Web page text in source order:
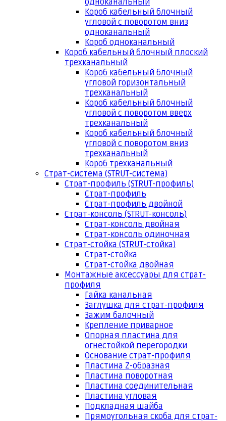
одноканальный
Короб кабельный блочный
угловой с поворотом вниз
одноканальный
Короб одноканальный
Короб кабельный блочный плоский
трехканальный
Короб кабельный блочный
угловой горизонтальный
трехканальный
Короб кабельный блочный
угловой с поворотом вверх
трехканальный
Короб кабельный блочный
угловой с поворотом вниз
трехканальный
Короб трехканальный
Страт-система (STRUT-система)
Страт-профиль (STRUT-профиль)
Страт-профиль
Страт-профиль двойной
Страт-консоль (STRUT-консоль)
Страт-консоль двойная
Страт-консоль одиночная
Страт-стойка (STRUT-стойка)
Страт-стойка
Страт-стойка двойная
Монтажные аксессуары для страт-
профиля
Гайка канальная
Заглушка для страт-профиля
Зажим балочный
Крепление приварное
Опорная пластина для
огнестойкой перегородки
Основание страт-профиля
Пластина Z-образная
Пластина поворотная
Пластина соединительная
Пластина угловая
Подкладная шайба
Прямоугольная скоба для страт-